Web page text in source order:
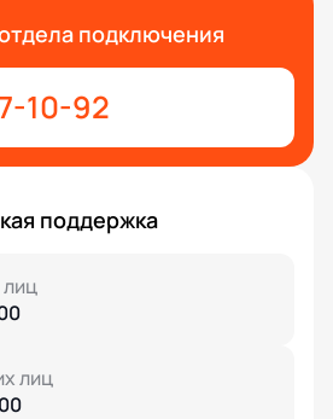
подключения
10-92
поддержка
лиц